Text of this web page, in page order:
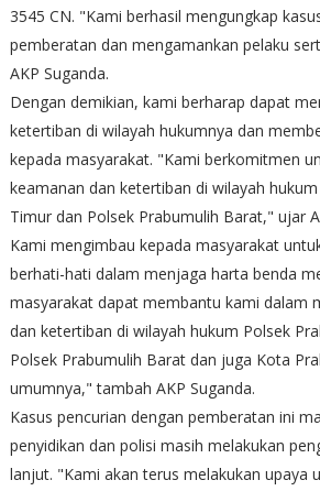
3545 CN. "Kami berhasil mengungkap
pemberatan dan mengamankan pelaku
AKP Suganda.
Dengan demikian, kami berharap dapat
ketertiban di wilayah hukumnya dan
kepada masyarakat. "Kami berkomitmen
keamanan dan ketertiban di wilayah
Timur dan Polsek Prabumulih Barat," ujar
Kami mengimbau kepada masyarakat
berhati-hati dalam menjaga harta benda
masyarakat dapat membantu kami dalam
dan ketertiban di wilayah hukum Polsek
Polsek Prabumulih Barat dan juga Kota
umumnya," tambah AKP Suganda.
Kasus pencurian dengan pemberatan ini
penyidikan dan polisi masih melakukan
lanjut. "Kami akan terus melakukan upaya